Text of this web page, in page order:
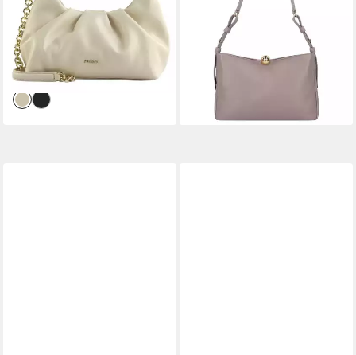
Shoulder Bag, aus echtem
Leder
251,16 €
270,00 €
-7%
lieferbar - in 2-3 Werktagen bei dir
ab 293,56 €
355,00 €
lieferbar - in 2-3 Werktagen bei dir